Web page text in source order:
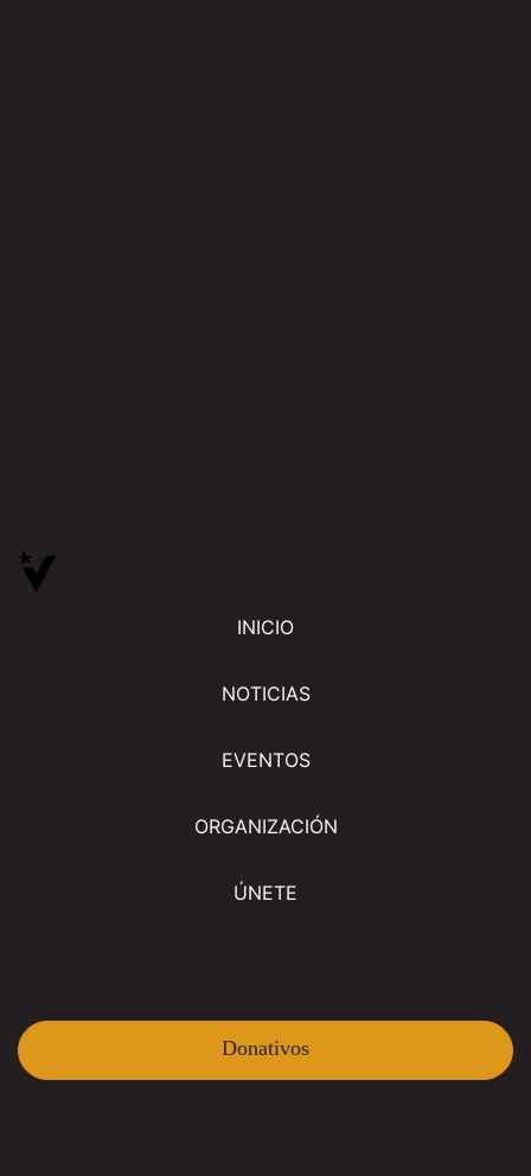
INICIO
NOTICIAS
EVENTOS
ORGANIZACIÓN
ÚNETE
Donativos